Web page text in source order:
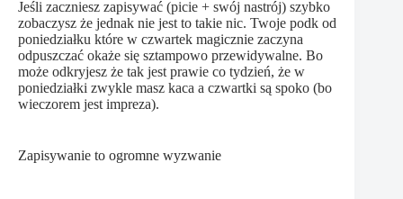
Jeśli zaczniesz zapisywać (picie + swój nastrój) szybko
zobaczysz że jednak nie jest to takie nic. Twoje podk od
poniedziałku które w czwartek magicznie zaczyna
odpuszczać okaże się sztampowo przewidywalne. Bo
może odkryjesz że tak jest prawie co tydzień, że w
poniedziałki zwykle masz kaca a czwartki są spoko (bo
wieczorem jest impreza).
Zapisywanie to ogromne wyzwanie